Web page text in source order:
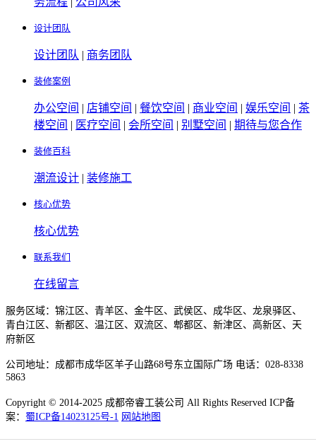
设计团队
设计团队 | 商务团队
装修案例
办公空间 | 店铺空间 | 餐饮空间 | 商业空间 | 娱乐空间 | 茶
楼空间 | 医疗空间 | 会所空间 | 别墅空间 | 期待与您合作
装修百科
潮流设计 | 装修施工
核心优势
核心优势
联系我们
在线留言
服务区域：锦江区、青羊区、金牛区、武侯区、成华区、龙泉驿区、
青白江区、新都区、温江区、双流区、郫都区、新津区、高新区、天
府新区
公司地址：成都市成华区羊子山路68号东立国际广场 电话：028-8338
5863
Copyright © 2014-2025 成都帝睿工装公司 All Rights Reserved ICP备
案： 蜀ICP备14023125号-1 网站地图